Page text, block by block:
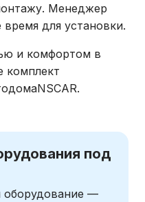
Менеджер
для установки.
и комфортом в
комплект
под
—